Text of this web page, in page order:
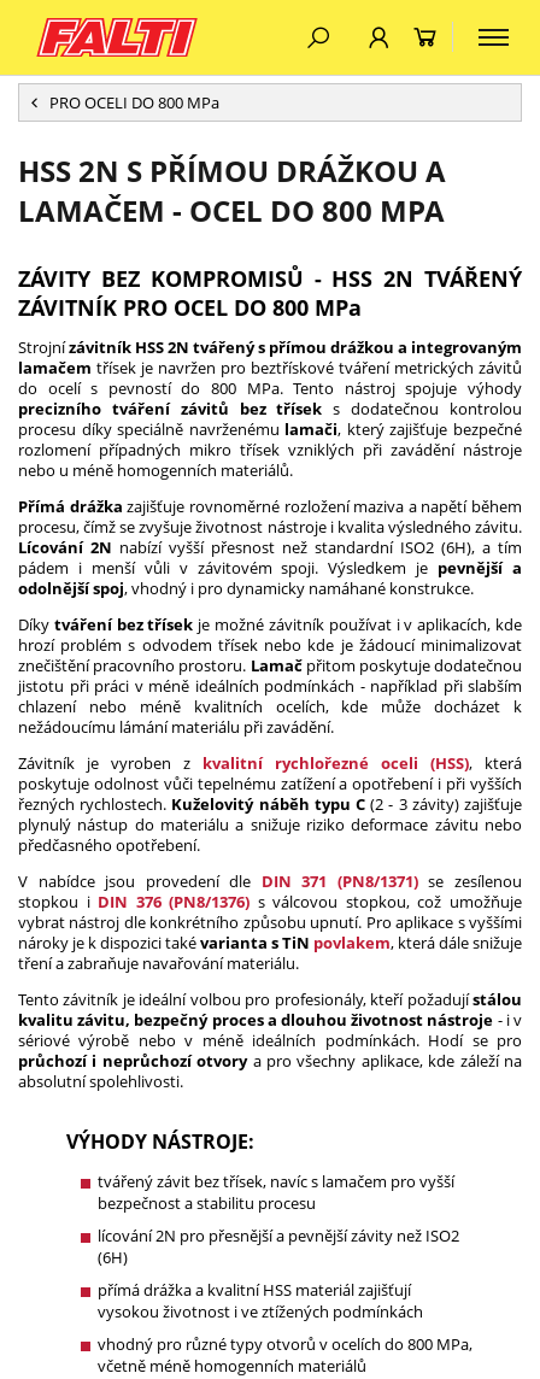
PRO OCELI DO 800 MPa
HSS 2N S PŘÍMOU DRÁŽKOU A
LAMAČEM - OCEL DO 800 MPA
ZÁVITY BEZ KOMPROMISŮ - HSS 2N TVÁŘENÝ
ZÁVITNÍK PRO OCEL DO 800 MPa
Strojnízávitník HSS 2N tvářený s přímou drážkou a integrovaným
lamačem třísek je navržen pro beztřískové tváření metrických závitů
do ocelí s pevností do 800 MPa. Tento nástroj spojuje výhody
precizního tváření závitů bez třísek s dodatečnou kontrolou
procesu díky speciálně navrženému lamači, který zajišťuje bezpečné
rozlomení případných mikro třísek vzniklých při zavádění nástroje
nebo u méně homogenních materiálů.
Přímá drážka zajišťuje rovnoměrné rozložení maziva a napětí během
procesu, čímž se zvyšuje životnost nástroje i kvalita výsledného závitu.
Lícování 2N nabízí vyšší přesnost než standardní ISO2 (6H), a tím
pádem i menší vůli v závitovém spoji. Výsledkem je pevnější a
odolnější spoj, vhodný i pro dynamicky namáhané konstrukce.
Díky tváření bez třísek je možné závitník používat i v aplikacích, kde
hrozí problém s odvodem třísek nebo kde je žádoucí minimalizovat
znečištění pracovního prostoru. Lamačpřitom poskytuje dodatečnou
jistotu při práci v méně ideálních podmínkách - například při slabším
chlazení nebo méně kvalitních ocelích, kde může docházet k
nežádoucímu lámání materiálu při zavádění.
Závitník je vyroben z kvalitní rychlořezné oceli (HSS), která
poskytuje odolnost vůči tepelnému zatížení a opotřebení i při vyšších
řezných rychlostech. Kuželovitý náběh typu C (2 - 3 závity) zajišťuje
plynulý nástup do materiálu a snižuje riziko deformace závitu nebo
předčasného opotřebení.
V nabídce jsou provedení dle DIN 371 (PN8/1371)se zesílenou
stopkou i DIN 376 (PN8/1376) s válcovou stopkou, což umožňuje
vybrat nástroj dle konkrétního způsobu upnutí. Pro aplikace s vyššími
nároky je k dispozici takévarianta s TiN povlakem, která dále snižuje
tření a zabraňuje navařování materiálu.
Tento závitník je ideální volbou pro profesionály, kteří požadujístálou
kvalitu závitu, bezpečný proces a dlouhou životnost nástroje - i v
sériové výrobě nebo v méně ideálních podmínkách. Hodí se pro
průchozí i neprůchozí otvorya pro všechny aplikace, kde záleží na
absolutní spolehlivosti.
VÝHODY NÁSTROJE:
tvářený závit bez třísek, navíc s lamačem pro vyšší
bezpečnost a stabilitu procesu
lícování 2N pro přesnější a pevnější závity než ISO2
(6H)
přímá drážka a kvalitní HSS materiál zajišťují
vysokou životnost i ve ztížených podmínkách
vhodný pro různé typy otvorů v ocelích do 800 MPa,
včetně méně homogenních materiálů